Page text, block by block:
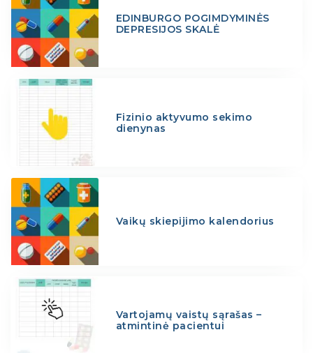
EDINBURGO POGIMDYMINĖS
DEPRESIJOS SKALĖ
Fizinio aktyvumo sekimo
dienynas
Vaikų skiepijimo kalendorius
Vartojamų vaistų sąrašas –
atmintinė pacientui